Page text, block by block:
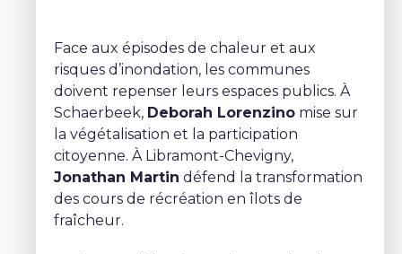
Face aux épisodes de chaleur et aux
risques d’inondation, les communes
doivent repenser leurs espaces publics. À
Schaerbeek, Deborah Lorenzino mise sur
la végétalisation et la participation
citoyenne. À Libramont-Chevigny,
Jonathan Martin défend la transformation
des cours de récréation en îlots de
fraîcheur.